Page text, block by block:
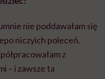
nie poddawałam się
niczyich poleceń.
z
– i zawsze ta